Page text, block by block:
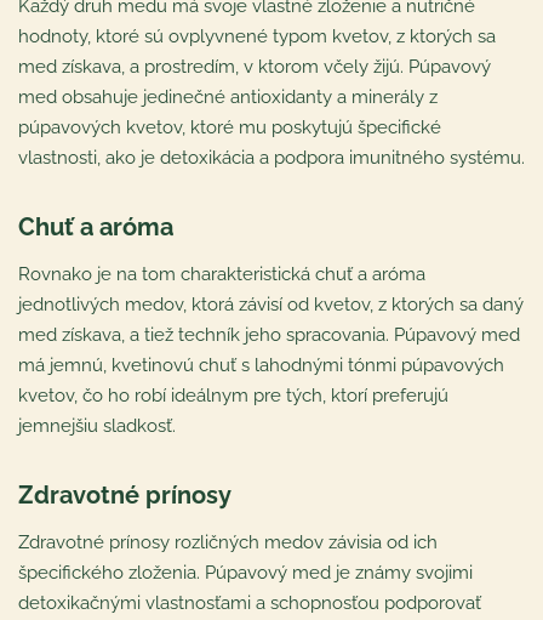
Každý druh medu má svoje vlastné zloženie a nutričné
hodnoty, ktoré sú ovplyvnené typom kvetov, z ktorých sa
med získava, a prostredím, v ktorom včely žijú. Púpavový
med obsahuje jedinečné antioxidanty a minerály z
púpavových kvetov, ktoré mu poskytujú špecifické
vlastnosti, ako je detoxikácia a podpora imunitného systému.
Chuť a aróma
Rovnako je na tom charakteristická chuť a aróma
jednotlivých medov, ktorá závisí od kvetov, z ktorých sa daný
med získava, a tiež techník jeho spracovania. Púpavový med
má jemnú, kvetinovú chuť s lahodnými tónmi púpavových
kvetov, čo ho robí ideálnym pre tých, ktorí preferujú
jemnejšiu sladkosť.
Zdravotné prínosy
Zdravotné prínosy rozličných medov závisia od ich
špecifického zloženia. Púpavový med je známy svojimi
detoxikačnými vlastnosťami a schopnosťou podporovať